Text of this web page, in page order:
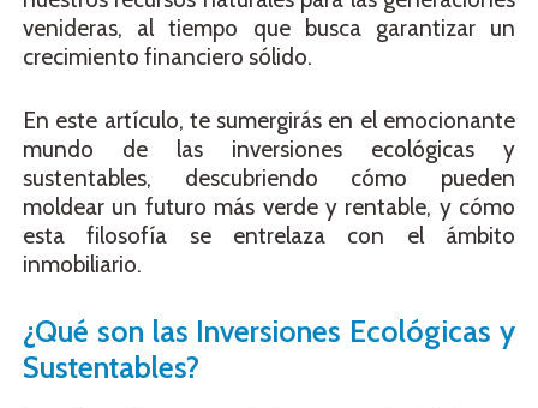
venideras, al tiempo que busca garantizar un
crecimiento financiero sólido.
En este artículo, te sumergirás en el emocionante
mundo de las inversiones ecológicas y
sustentables, descubriendo cómo pueden
moldear un futuro más verde y rentable, y cómo
esta filosofía se entrelaza con el ámbito
inmobiliario.
¿Qué son las Inversiones Ecológicas y
Sustentables?